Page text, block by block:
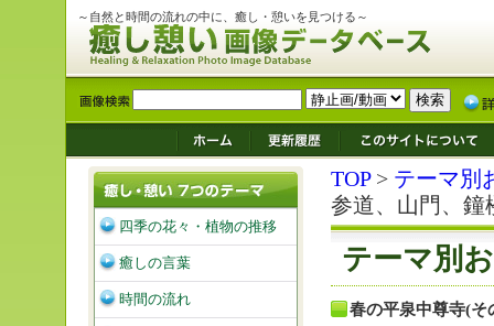
～自然と時間の流れの中に、癒し・憩いを見つける～
TOP> テーマ別
参道、山門、鐘
テーマ別
春の平泉中尊寺(そ
四季の花々・植物の推移
癒しの言葉
時間の流れ